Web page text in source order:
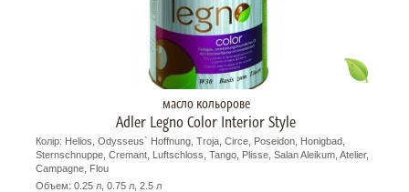
масло кольорове
Adler Legno Color Interior Style
Колір: Helios, Odysseus` Hoffnung, Troja, Circe, Poseidon, Honigbad,
Sternschnuppe, Cremant, Luftschloss, Tango, Plisse, Salan Aleikum, Atelier,
Campagne, Flou
Объем: 0.25 л, 0.75 л, 2.5 л